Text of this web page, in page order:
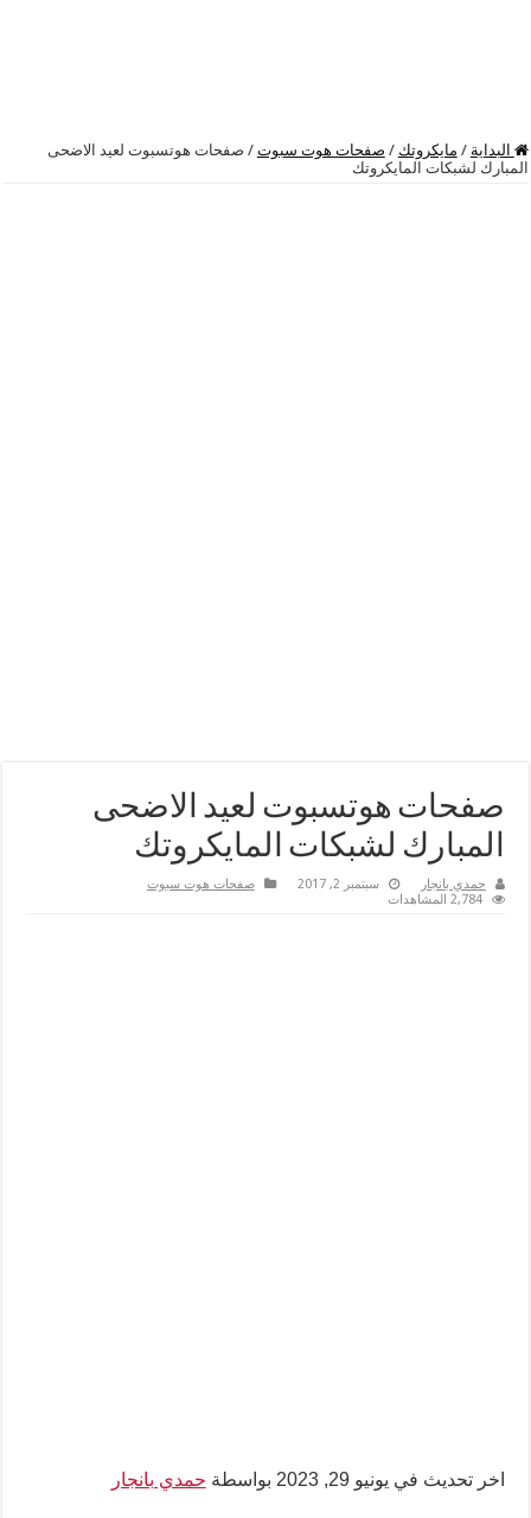
البداية / مايكروتك / صفحات هوت سبوت / صفحات هوتسبوت لعيد الاضحى
المبارك لشبكات المايكروتك
صفحات هوتسبوت لعيد الاضحى
المبارك لشبكات المايكروتك
حمدي بانجار سبتمبر 2, 2017
صفحات هوت سبوت
2,784 المشاهدات
اخر تحديث في يونيو 29, 2023 بواسطة حمدي بانجار